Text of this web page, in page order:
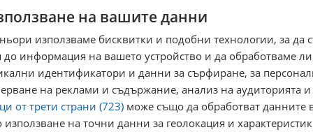
в Две могили и Басарбово
Харесвания: 2
Харесвания: 1 Коментари: 0
на вашите данни
използваме бисквитки и подобни технологии, за да
до информация на вашето устройство и да обработваме
идентификатори и данни за сърфиране, за
на реклами и съдържание, анализ на аудиторията
от трети страни (723) може също да обработват данните
на точни данни за геолокация и